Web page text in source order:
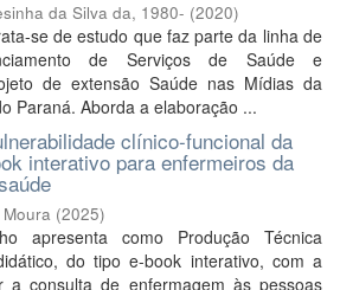
da Silva da, 1980- (2020)
se de estudo que faz parte da linha de
de Serviços de Saúde e
de extensão Saúde nas Mídias da
Paraná. Aborda a elaboração ...
clínico-funcional da
interativo para enfermeiros da
(2025)
apresenta como Produção Técnica
do tipo e-book interativo, com a
a consulta de enfermagem às pessoas